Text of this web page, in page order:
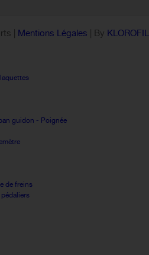
guidon - Poignée
de freins
| Mentions Légales | By